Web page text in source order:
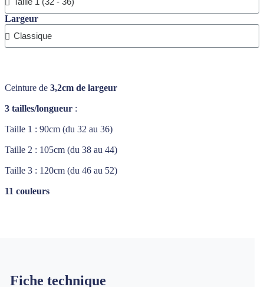
Largeur
Ceinture de 3,2cm de largeur
3 tailles/longueur :
Taille 1 : 90cm (du 32 au 36)
Taille 2 : 105cm (du 38 au 44)
Taille 3 : 120cm (du 46 au 52)
11 couleurs
Fiche technique